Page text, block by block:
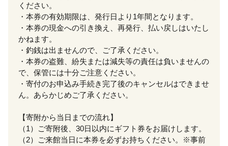
ください。
・本券の有効期限は、発行日より1年間となります。
・本券の現金への引き換え、再発行、払い戻しはいたし
かねます。
・釣銭は出ませんので、ご了承ください。
・本券の盗難、紛失または減失等の責任は負いませんの
で、保管には十分ご注意ください。
・寄付のお申込み手続き完了後のキャンセルはできませ
ん。あらかじめご了承ください。
【寄附から当日までの流れ】
（1）ご寄附後、30日以内にギフト券をお届けします。
（2）ご来館当日に本券を必ずお持ちください。※事前